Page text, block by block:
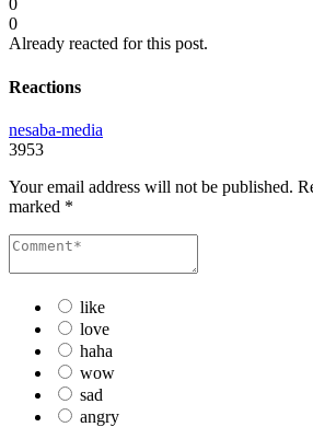
0
0
Already reacted for this post.
Reactions
nesaba-media
3953
Your email address will not be published.
marked *
like
love
haha
wow
sad
angry